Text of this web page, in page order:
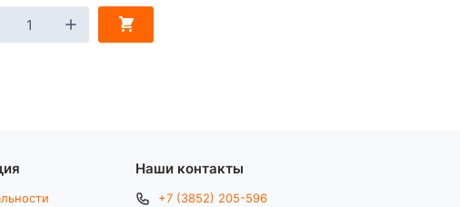
Наши контакты
+7 (3852) 205-596